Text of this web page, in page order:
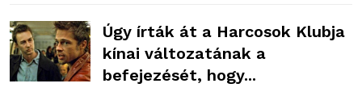
Úgy írták át a Harcosok Klubja
kínai változatának a
befejezését, hogy...